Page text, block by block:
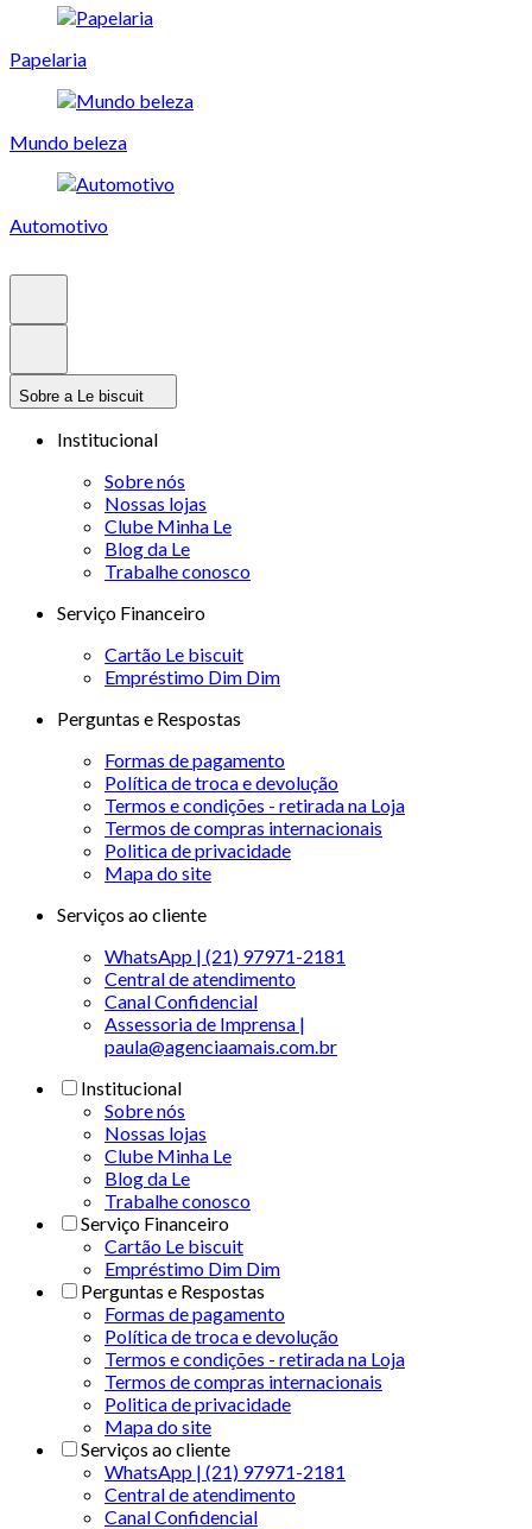
Papelaria
Mundo beleza
Automotivo
Sobre a Le biscuit
Institucional
Sobre nós
Nossas lojas
Clube Minha Le
Blog da Le
Trabalhe conosco
Serviço Financeiro
Cartão Le biscuit
Empréstimo Dim Dim
Perguntas e Respostas
Formas de pagamento
Política de troca e devolução
Termos e condições - retirada na Loja
Termos de compras internacionais
Politica de privacidade
Mapa do site
Serviços ao cliente
WhatsApp | (21) 97971-2181
Central de atendimento
Canal Confidencial
Assessoria de Imprensa |
paula@agenciaamais.com.br
Institucional
Sobre nós
Nossas lojas
Clube Minha Le
Blog da Le
Trabalhe conosco
Serviço Financeiro
Cartão Le biscuit
Empréstimo Dim Dim
Perguntas e Respostas
Formas de pagamento
Política de troca e devolução
Termos e condições - retirada na Loja
Termos de compras internacionais
Politica de privacidade
Mapa do site
Serviços ao cliente
WhatsApp | (21) 97971-2181
Central de atendimento
Canal Confidencial